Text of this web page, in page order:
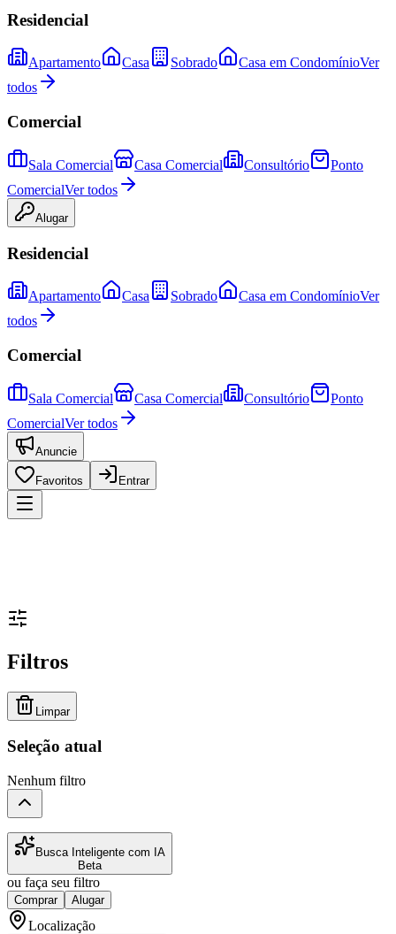
Residencial
Apartamento Casa Sobrado Casa em CondomínioVer
todos
Comercial
Sala Comercial Casa Comercial Consultório
Ponto
ComercialVer todos
Alugar
Residencial
Apartamento Casa Sobrado Casa em CondomínioVer
todos
Comercial
Sala Comercial Casa Comercial Consultório
Ponto
ComercialVer todos
Anuncie
Favoritos Entrar
Filtros
Limpar
Seleção atual
Nenhum filtro
Busca Inteligente com IA
Beta
ou faça seu filtro
Comprar Alugar
Localização